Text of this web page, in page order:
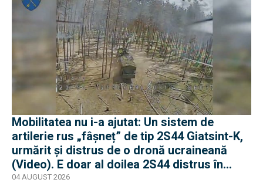
Mobilitatea nu i-a ajutat: Un sistem de
artilerie rus „fâșneț” de tip 2S44 Giatsint-K,
urmărit și distrus de o dronă ucraineană
(Video). E doar al doilea 2S44 distrus în
război
04 AUGUST 2026